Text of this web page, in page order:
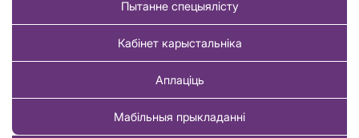
Пытанне спецыялісту
Кабінет карыстальніка
Аплаціць
Мабільныя прыкладанні